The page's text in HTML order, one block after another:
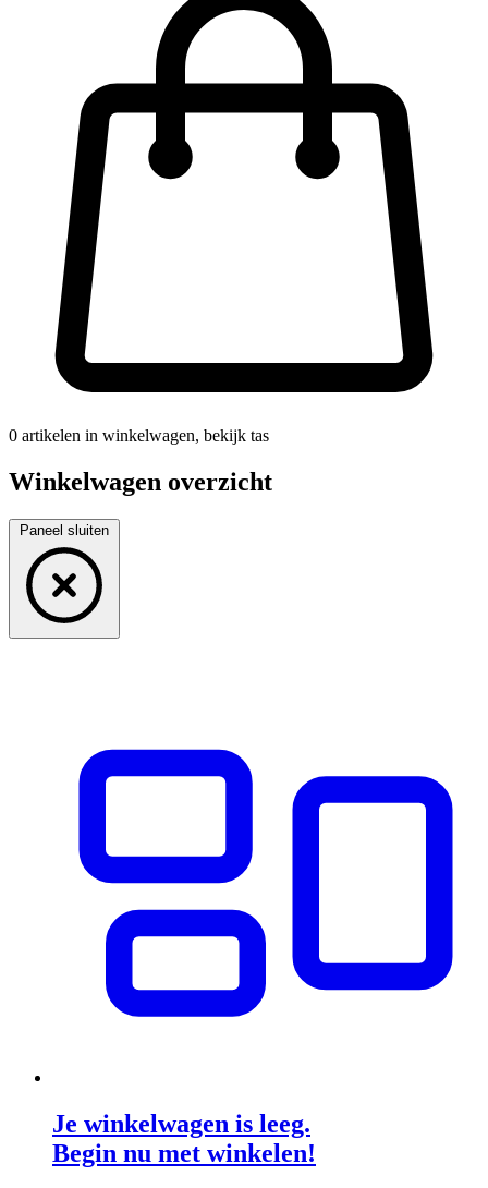
0 artikelen in winkelwagen, bekijk tas
Winkelwagen overzicht
Paneel sluiten
Je winkelwagen is leeg.
Begin nu met winkelen!